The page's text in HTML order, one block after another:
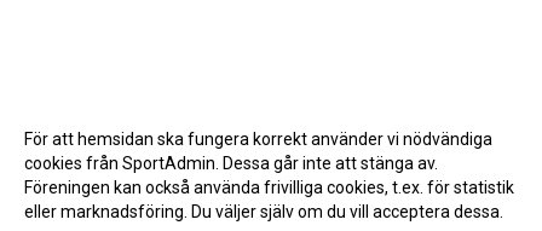
För att hemsidan ska fungera korrekt använder vi nödvändiga
cookies från SportAdmin. Dessa går inte att stänga av.
Föreningen kan också använda frivilliga cookies, t.ex. för statistik
eller marknadsföring. Du väljer själv om du vill acceptera dessa.